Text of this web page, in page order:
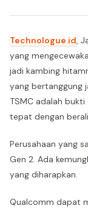
Technologue.id,
yang
jadi kambing
yang bertanggung
TSMC adalah
tepat dengan
Perusahaan yang
Gen 2. Ada
yang diharapkan.
Qualcomm dapat